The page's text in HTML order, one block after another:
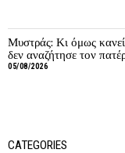
Μυστράς: Κι όμως
δεν αναζήτησε τον
05/08/2026
CATEGORIES